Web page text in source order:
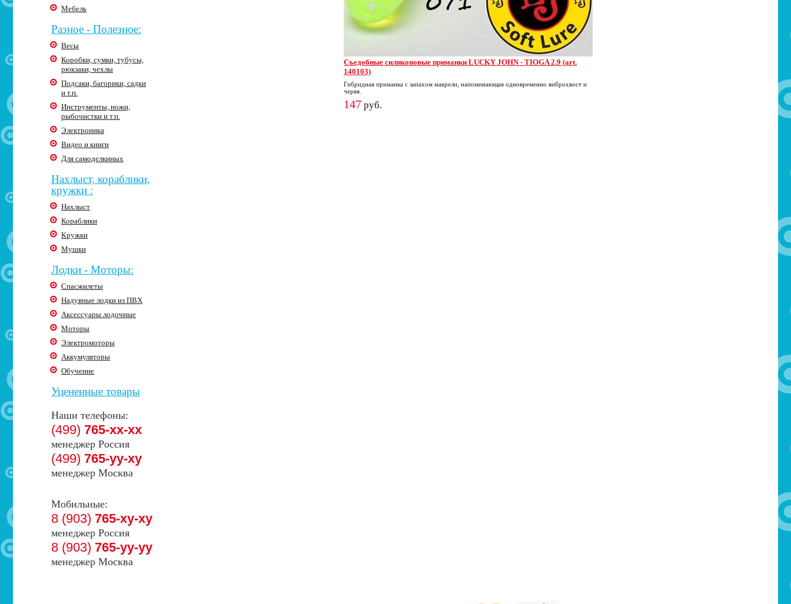
Мебель
Разное - Полезное:
Весы
Коробки, сумки, тубусы,
рюкзаки, чехлы
Подсаки, багорики, садки
и т.п.
Инструменты, ножи,
рыбочистки и т.п.
Электроника
Видео и книги
Для самоделкиных
Нахлыст, кораблики,
кружки :
Нахлыст
Кораблики
Кружки
Мушки
Лодки - Моторы:
Спасжилеты
Надувные лодки из ПВХ
Аксессуары лодочные
Моторы
Электромоторы
Аккумуляторы
Обучение
Уцененные товары
Наши телефоны:
(499) 765-xx-xx
менеджер Россия
(499) 765-yy-xy
менеджер Москва
Мобильные:
8 (903) 765-xy-xy
менеджер Россия
8 (903) 765-yy-yy
менеджер Москва
Съедобные силиконовые приманки LUCKY JOHN - TIOGA 2.9 (art.
140103)
Гибридная приманка с запахом макрели, напоминающая одновременно виброхвост и
червя.
147 руб.